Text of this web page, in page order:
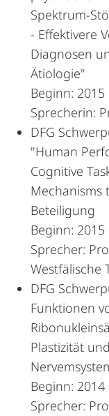
Spektrum-
- Effektivere
Diagnosen
Ätiologie"
Beginn: 2015
Sprecherin:
DFG
"Human
Cognitive
Mechanisms
Beteiligung
Beginn: 2015
Sprecher:
Westfälische
DFG
Funktionen
Plastizität
Beginn: 2014
Sprecher: